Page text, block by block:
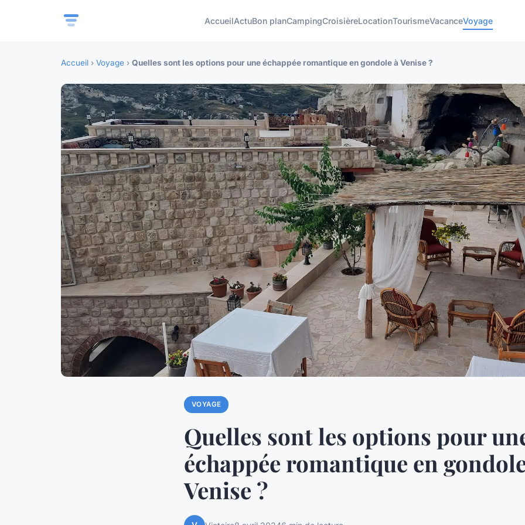
AccueilActuBon planCampingCroisièreLocationTourismeVacanceVoyage
Accueil › Voyage › Quelles sont les options pour une échappée romantique en gondole à Venise ?
VOYAGE
Quelles sont les options pour
échappée romantique en
Venise ?